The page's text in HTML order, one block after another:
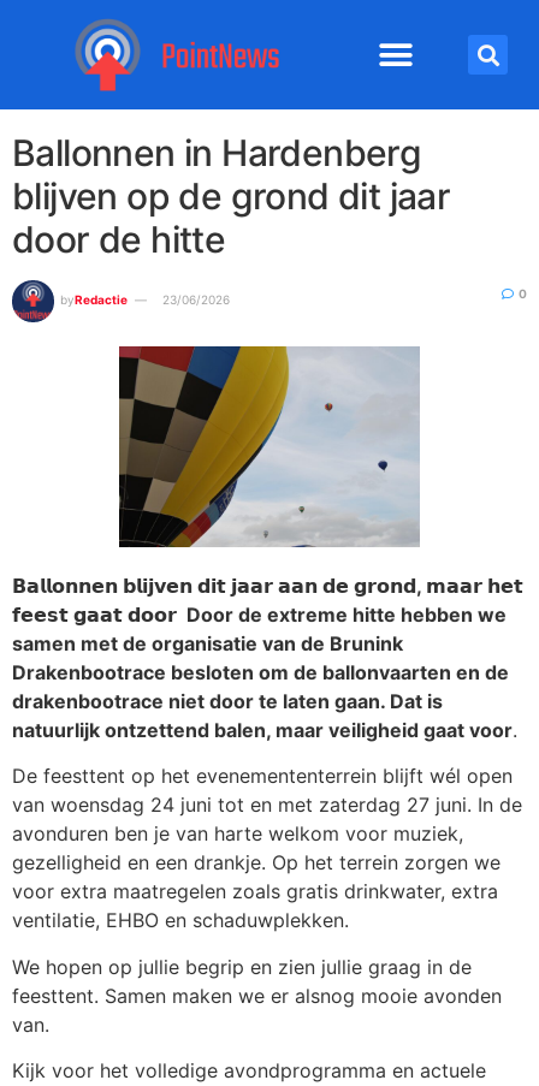
Ballonnen in Hardenberg
blijven op de grond dit jaar
door de hitte
byRedactie 23/06/2026 0
𝗕𝗮𝗹𝗹𝗼𝗻𝗻𝗲𝗻 𝗯𝗹𝗶𝗷𝘃𝗲𝗻 𝗱𝗶𝘁 𝗷𝗮𝗮𝗿 𝗮𝗮𝗻 𝗱𝗲 𝗴𝗿𝗼𝗻𝗱, 𝗺𝗮𝗮𝗿 𝗵𝗲𝘁
𝗳𝗲𝗲𝘀𝘁 𝗴𝗮𝗮𝘁 𝗱𝗼𝗼𝗿 Door de extreme hitte hebben we
samen met de organisatie van de Brunink
Drakenbootrace besloten om de ballonvaarten en de
drakenbootrace niet door te laten gaan. Dat is
natuurlijk ontzettend balen, maar veiligheid gaat voor.
De feesttent op het evenemententerrein blijft wél open
van woensdag 24 juni tot en met zaterdag 27 juni. In de
avonduren ben je van harte welkom voor muziek,
gezelligheid en een drankje. Op het terrein zorgen we
voor extra maatregelen zoals gratis drinkwater, extra
ventilatie, EHBO en schaduwplekken.
We hopen op jullie begrip en zien jullie graag in de
feesttent. Samen maken we er alsnog mooie avonden
van.
Kijk voor het volledige avondprogramma en actuele